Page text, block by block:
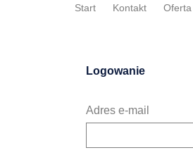
Start Kontakt Oferta
Logowanie
Adres e-mail